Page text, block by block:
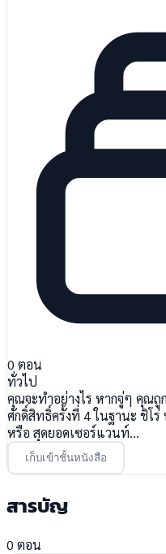
0 ตอน
ทั่วไป
คุณจะทำอย่างไร หากจู่ๆ คุณ
ศักดิ์สิทธิ์ครั้งที่ 4 ในฐานะ ชิโ
หรือ สุดยอดเซอร์แวนท์...
เก็บเข้าชั้นหนังสือ
สารบัญ
0 ตอน